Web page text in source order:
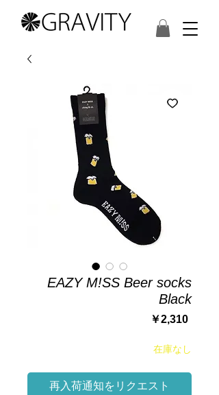
EAZY M!SS Beer socks
Black
￥2,310価
在庫なし
再入荷通知をリクエスト